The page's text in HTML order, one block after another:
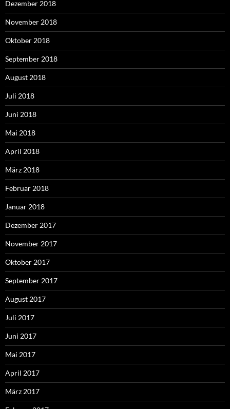
Dezember 2018
November 2018
Oktober 2018
September 2018
August 2018
Juli 2018
Juni 2018
Mai 2018
April 2018
März 2018
Februar 2018
Januar 2018
Dezember 2017
November 2017
Oktober 2017
September 2017
August 2017
Juli 2017
Juni 2017
Mai 2017
April 2017
März 2017